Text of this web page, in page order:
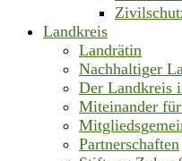
Landkreis
Landrätin
Nachhaltiger
Der Landkreis
Miteinander für
Partnerschaften